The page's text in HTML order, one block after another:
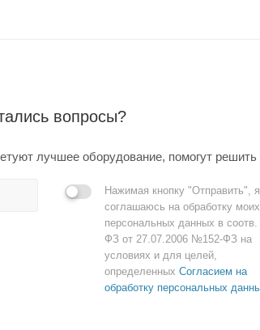
вопросы?
лучшее оборудование, помогут решить
Нажимая кнопку "Отправить", я
соглашаюсь на обработку моих
персональных данных в соотв.
ФЗ от 27.07.2006 №152-ФЗ на
условиях и для целей,
определенных Согласием на
обработку персональных